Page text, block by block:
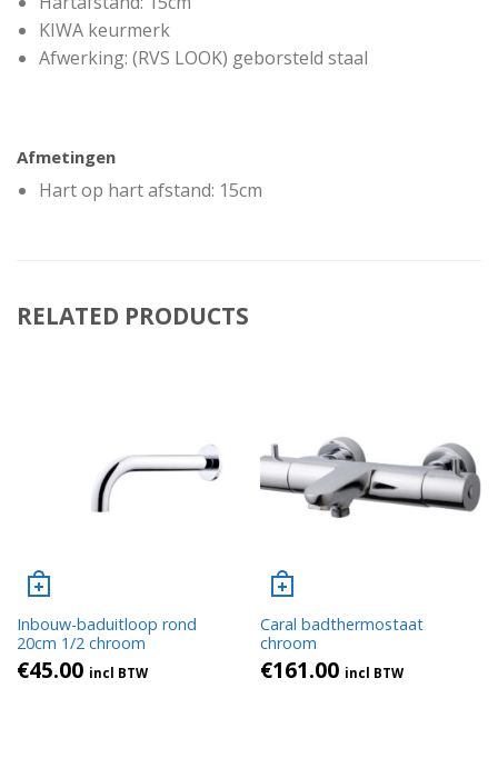
KIWA keurmerk
Afwerking: (RVS LOOK) geborsteld staal
Afmetingen
Hart op hart afstand: 15cm
RELATED PRODUCTS
Inbouw-baduitloop rond
20cm 1/2 chroom
€45.00 incl BTW
Caral badthermostaat
chroom
€161.00 incl BTW